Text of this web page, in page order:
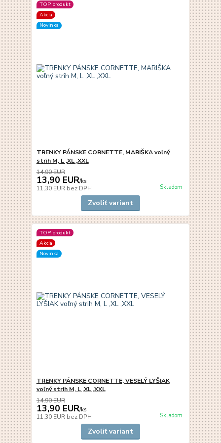
TOP produkt
Akcia
Novinka
TRENKY PÁNSKE CORNETTE, MARIŠKA voľný
strih M, L ,XL ,XXL
14,90 EUR
13,90 EUR/ks
11,30 EUR bez DPH Skladom
Zvoliť variant
TOP produkt
Akcia
Novinka
TRENKY PÁNSKE CORNETTE, VESELÝ LYŠIAK
voľný strih M, L ,XL ,XXL
14,90 EUR
13,90 EUR/ks
11,30 EUR bez DPH Skladom
Zvoliť variant